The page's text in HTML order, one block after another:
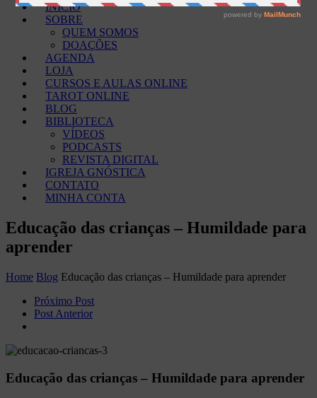
INÍCIO
SOBRE
QUEM SOMOS
DOAÇÕES
AGENDA
LOJA
CURSOS E AULAS ONLINE
TAROT ONLINE
BLOG
BIBLIOTECA
VÍDEOS
PODCASTS
REVISTA DIGITAL
IGREJA GNÓSTICA
CONTATO
MINHA CONTA
Educação das crianças – Humildade para
aprender
Home Blog Educação das crianças – Humildade para aprender
Próximo Post
Post Anterior
Educação das crianças – Humildade para aprender